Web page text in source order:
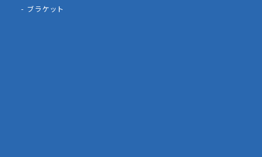
ブラケット